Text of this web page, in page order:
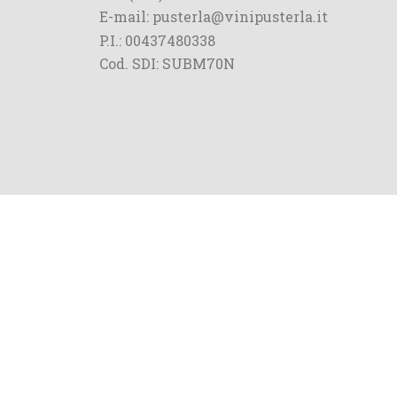
E-mail: pusterla@vinipusterla.it
P.I.: 00437480338
Cod. SDI: SUBM70N